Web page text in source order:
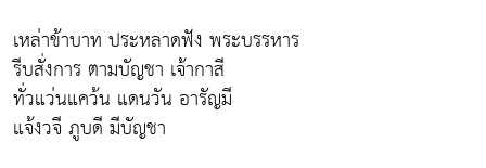
เหล่าข้าบาท ประหลาดฟัง พระบรรหาร
รีบสั่งการ ตามบัญชา เจ้ากาสี
ทั่วแว่นแคว้น แดนวัน อารัญมี
แจ้งวจี ภูบดี มีบัญชา